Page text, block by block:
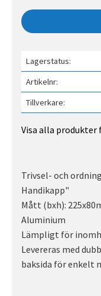
Lagerstatus
Artikelnr
Tillverkare
Visa alla
Trivsel- och
Handikapp"
Mått (bxh):
Aluminium
Lämpligt för
Levereras med
baksida för enkelt